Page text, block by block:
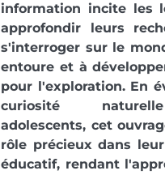
information incite les
approfondir leurs
s'interroger sur le
entoure et à
pour l'exploration. En
curiosité
adolescents, cet
rôle précieux dans
éducatif, rendant